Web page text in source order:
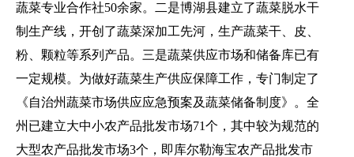
蔬菜专业合作社50余家。二是博湖县建立了蔬菜脱水干
制生产线，开创了蔬菜深加工先河，生产蔬菜干、皮、
粉、颗粒等系列产品。三是蔬菜供应市场和储备库已有
一定规模。为做好蔬菜生产供应保障工作，专门制定了
《自治州蔬菜市场供应应急预案及蔬菜储备制度》。全
州已建立大中小农产品批发市场71个，其中较为规范的
大型农产品批发市场3个，即库尔勒海宝农产品批发市